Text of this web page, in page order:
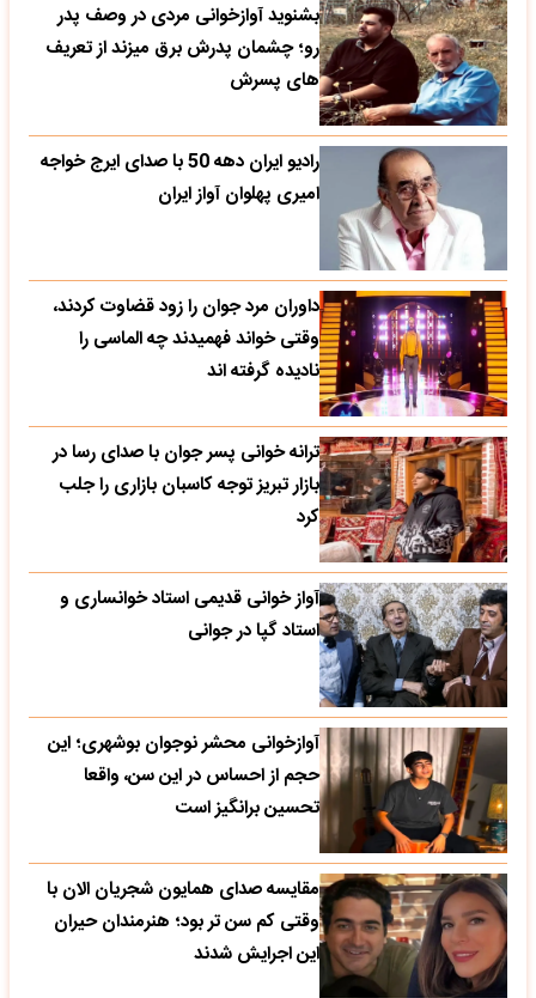
بشنوید آوازخوانی مردی در وصف پدر
رو؛ چشمان پدرش برق میزند از تعریف
های پسرش
رادیو ایران دهه 50 با صدای ایرج خواجه
امیری پهلوان آواز ایران
داوران مرد جوان را زود قضاوت کردند،
وقتی خواند فهمیدند چه الماسی را
نادیده گرفته اند
ترانه خوانی پسر جوان با صدای رسا در
بازار تبریز توجه کاسبان بازاری را جلب
کرد
آواز خوانی قدیمی استاد خوانساری و
استاد گپا در جوانی
آوازخوانی محشر نوجوان بوشهری؛ این
حجم از احساس در این سن، واقعا
تحسین‌ برانگیز است
مقایسه صدای همایون شجریان الان با
وقتی کم سن تر بود؛ هنرمندان حیران
این اجرایش شدند